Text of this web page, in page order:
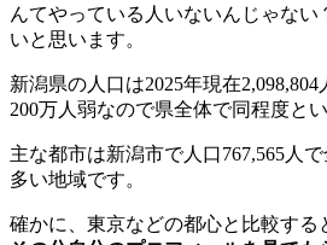
んてやっている人いないんじゃない
いと思います。
新潟県の人口は2025年現在
200万人弱なので県全体で同程度とい
主な都市は新潟市で人口767,565人
多い地域です。
確かに、東京などの都心と比較する